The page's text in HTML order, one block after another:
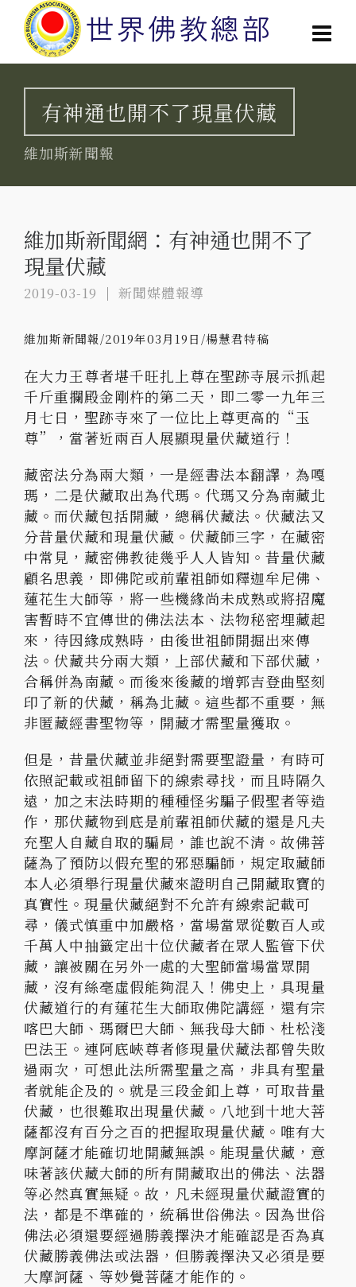
有神通也開不了現量伏藏
維加斯新聞報
維加斯新聞網：有神通也開不了
現量伏藏
2019-03-19 新聞媒體報導
維加斯新聞報/2019年03月19日/楊慧君特稿
在大力王尊者堪千旺扎上尊在聖跡寺展示抓起
千斤重攔殿金剛杵的第二天，即二零一九年三
月七日，聖跡寺來了一位比上尊更高的“玉
尊”，當著近兩百人展顯現量伏藏道行！
藏密法分為兩大類，一是經書法本翻譯，為嘎
瑪，二是伏藏取出為代瑪。代瑪又分為南藏北
藏。而伏藏包括開藏，總稱伏藏法。伏藏法又
分昔量伏藏和現量伏藏。伏藏師三字，在藏密
中常見，藏密佛教徒幾乎人人皆知。昔量伏藏
顧名思義，即佛陀或前輩祖師如釋迦牟尼佛、
蓮花生大師等，將一些機緣尚未成熟或將招魔
害暫時不宜傳世的佛法法本、法物秘密埋藏起
來，待因緣成熟時，由後世祖師開掘出來傳
法。伏藏共分兩大類，上部伏藏和下部伏藏，
合稱併為南藏。而後來後藏的增郭吉登曲堅刻
印了新的伏藏，稱為北藏。這些都不重要，無
非匿藏經書聖物等，開藏才需聖量獲取。
但是，昔量伏藏並非絕對需要聖證量，有時可
依照記載或祖師留下的線索尋找，而且時隔久
遠，加之末法時期的種種怪劣騙子假聖者等造
作，那伏藏物到底是前輩祖師伏藏的還是凡夫
充聖人自藏自取的騙局，誰也說不清。故佛菩
薩為了預防以假充聖的邪惡騙師，規定取藏師
本人必須舉行現量伏藏來證明自己開藏取寶的
真實性。現量伏藏絕對不允許有線索記載可
尋，儀式慎重中加嚴格，當場當眾從數百人或
千萬人中抽籤定出十位伏藏者在眾人監管下伏
藏，讓被關在另外一處的大聖師當場當眾開
藏，沒有絲毫虛假能夠混入！佛史上，具現量
伏藏道行的有蓮花生大師取佛陀講經，還有宗
喀巴大師、瑪爾巴大師、無我母大師、杜松淺
巴法王。連阿底峽尊者修現量伏藏法都曾失敗
過兩次，可想此法所需聖量之高，非具有聖量
者就能企及的。就是三段金釦上尊，可取昔量
伏藏，也很難取出現量伏藏。八地到十地大菩
薩都沒有百分之百的把握取現量伏藏。唯有大
摩訶薩才能確切地開藏無誤。能現量伏藏，意
味著該伏藏大師的所有開藏取出的佛法、法器
等必然真實無疑。故，凡未經現量伏藏證實的
法，都是不準確的，統稱世俗佛法。因為世俗
佛法必須還要經過勝義擇決才能確認是否為真
伏藏勝義佛法或法器，但勝義擇決又必須是要
大摩訶薩、等妙覺菩薩才能作的。